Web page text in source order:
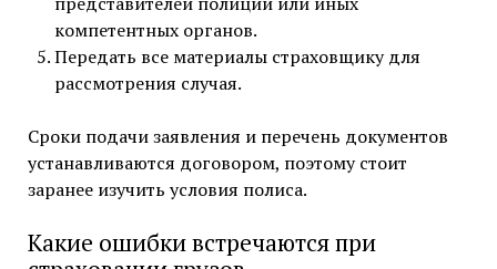
компетентных органов.
Передать все материалы страховщику для
рассмотрения случая.
Сроки подачи заявления и перечень документов
устанавливаются договором, поэтому стоит
заранее изучить условия полиса.
Какие ошибки встречаются при